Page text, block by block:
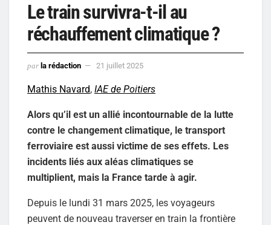
Le train survivra-t-il au
réchauffement climatique ?
par la rédaction 21 juillet 2025
Mathis Navard, IAE de Poitiers
Alors qu’il est un allié incontournable de la lutte
contre le changement climatique, le transport
ferroviaire est aussi victime de ses effets. Les
incidents liés aux aléas climatiques se
multiplient, mais la France tarde à agir.
Depuis le lundi 31 mars 2025, les voyageurs
peuvent de nouveau traverser en train la frontière